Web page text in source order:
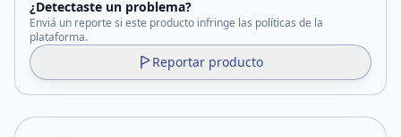
¿Detectaste un problema?
Enviá un reporte si este producto infringe las políticas de la
plataforma.
Reportar producto